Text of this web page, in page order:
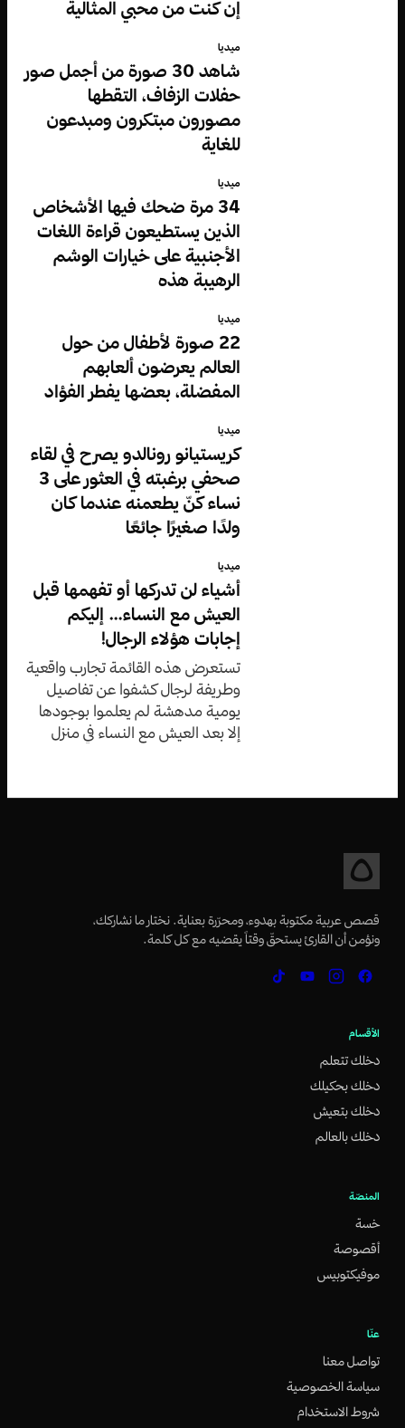
إن كنت من محبي المثالية
ميديا
شاهد 30 صورة من أجمل صور
حفلات الزفاف، التقطها
مصورون مبتكرون ومبدعون
للغاية
ميديا
34 مرة ضحك فيها الأشخاص
الذين يستطيعون قراءة اللغات
الأجنبية على خيارات الوشم
الرهيبة هذه
ميديا
22 صورة لأطفال من حول
العالم يعرضون ألعابهم
المفضلة، بعضها يفطر الفؤاد
ميديا
كريستيانو رونالدو يصرح في لقاء
صحفي برغبته في العثور على 3
نساء كنّ يطعمنه عندما كان
ولدًا صغيرًا جائعًا
ميديا
أشياء لن تدركها أو تفهمها قبل
العيش مع النساء… إليكم
إجابات هؤلاء الرجال!
تستعرض هذه القائمة تجارب واقعية
وطريفة لرجال كشفوا عن تفاصيل
يومية مدهشة لم يعلموا بوجودها
إلا بعد العيش مع النساء في منزل
قصص عربية مكتوبة بهدوء، ومحرّرة بعناية. نختار ما نشاركك،
ونؤمن أن القارئ يستحقّ وقتاً يقضيه مع كل كلمة.
الأقسام
دخلك تتعلم
دخلك بحكيلك
دخلك بتعيش
دخلك بالعالم
المنصّة
خسة
أقصوصة
موفيكتوبيس
عنّا
تواصل معنا
سياسة الخصوصية
شروط الاستخدام